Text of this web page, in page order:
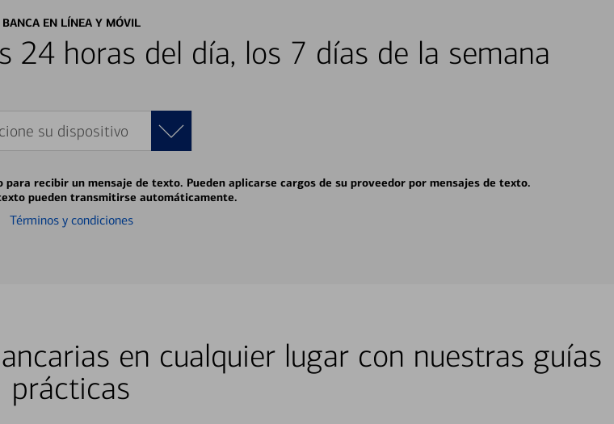
BANCA EN LÍNEA Y MÓVIL
24 horas del día, los 7 días de la semana
su dispositivo
recibir un mensaje de texto. Pueden aplicarse cargos de su proveedor por mensajes de texto.
pueden transmitirse automáticamente.
Términos y condiciones
en cualquier lugar con nuestras guías
prácticas